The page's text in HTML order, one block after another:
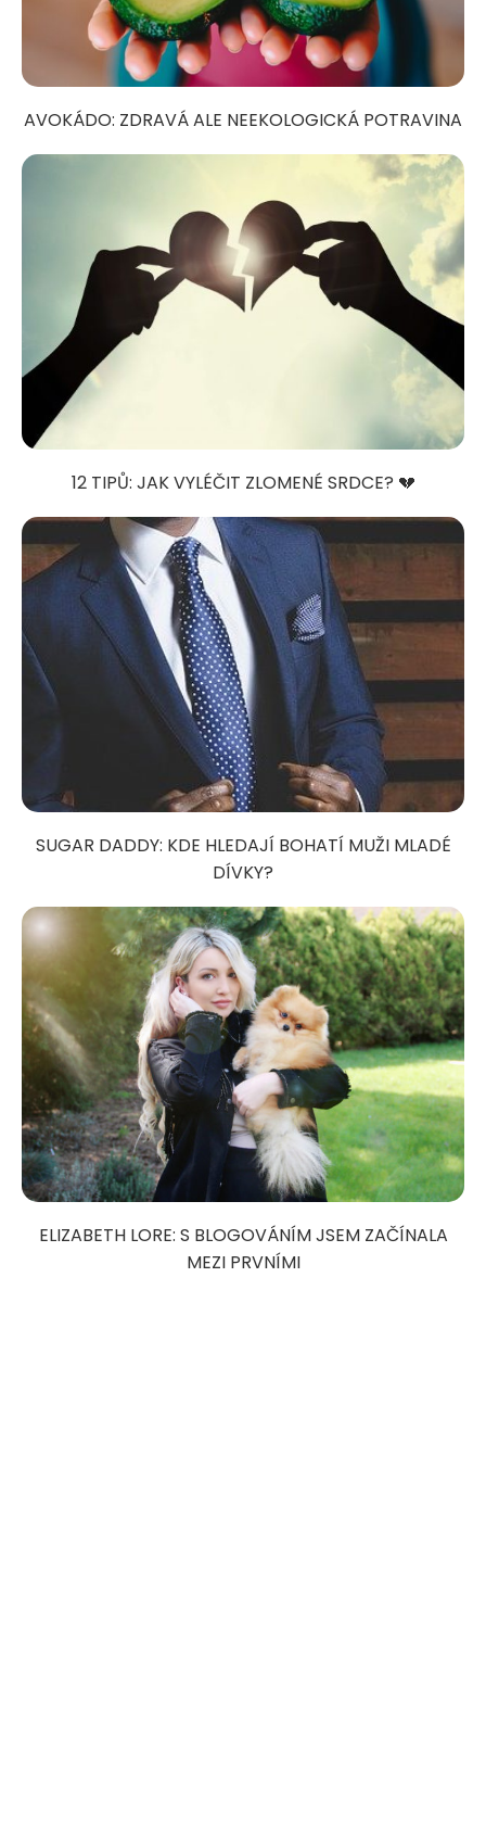
AVOKÁDO: ZDRAVÁ ALE NEEKOLOGICKÁ POTRAVINA
12 TIPŮ: JAK VYLÉČIT ZLOMENÉ SRDCE? 💔
SUGAR DADDY: KDE HLEDAJÍ BOHATÍ MUŽI MLADÉ
DÍVKY?
ELIZABETH LORE: S BLOGOVÁNÍM JSEM ZAČÍNALA
MEZI PRVNÍMI